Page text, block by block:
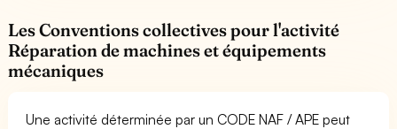
Les Conventions collectives pour l'activité
Réparation de machines et équipements
mécaniques
Une activité déterminée par un CODE NAF / APE peut